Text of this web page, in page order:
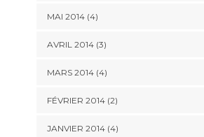
MAI 2014(4)
AVRIL 2014(3)
MARS 2014(4)
FÉVRIER 2014(2)
JANVIER 2014(4)